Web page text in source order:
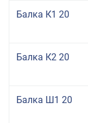
Балка К1 20
Балка К2 20
Балка Ш1 20